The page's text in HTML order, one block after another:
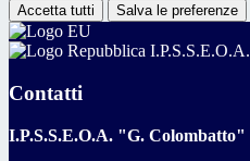
Accetta tutti Salva le preferenze
Contatti
I.P.S.S.E.O.A. "G. Colombatto"